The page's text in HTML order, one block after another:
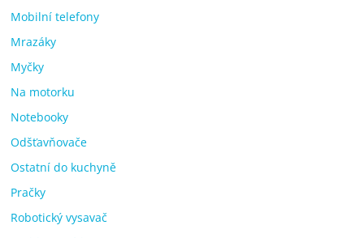
Mobilní telefony
Mrazáky
Myčky
Na motorku
Notebooky
Odšťavňovače
Ostatní do kuchyně
Pračky
Robotický vysavač